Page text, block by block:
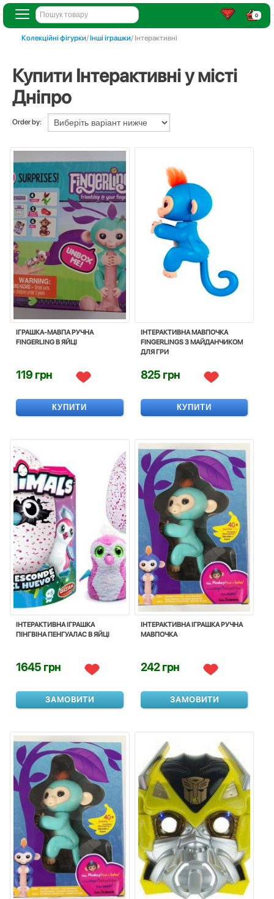
0
Колекційні фігурки/Інші іграшки/ Інтерактивні
Купити Інтерактивні у місті
Дніпро
Order by:
ІГРАШКА-МАВПА РУЧНА
FINGERLING В ЯЙЦІ
119 грн
КУПИТИ
ІНТЕРАКТИВНА МАВПОЧКА
FINGERLINGS З МАЙДАНЧИКОМ
ДЛЯ ГРИ
825 грн
КУПИТИ
ІНТЕРАКТИВНА ІГРАШКА
ПІНГВІНА ПЕНГУАЛАС В ЯЙЦІ
1645 грн
ЗАМОВИТИ
ІНТЕРАКТИВНА ІГРАШКА РУЧНА
МАВПОЧКА
242 грн
ЗАМОВИТИ